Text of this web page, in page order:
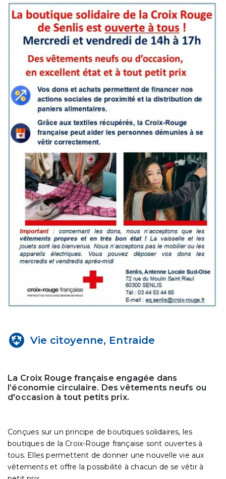
Vie citoyenne, Entraide
La Croix Rouge française engagée dans
l’économie circulaire. Des vêtements neufs ou
d'occasion à tout petits prix.
Conçues sur un principe de boutiques solidaires, les
boutiques de la Croix-Rouge française sont ouvertes à
tous. Elles permettent de donner une nouvelle vie aux
vêtements et offre la possibilité à chacun de se vêtir à